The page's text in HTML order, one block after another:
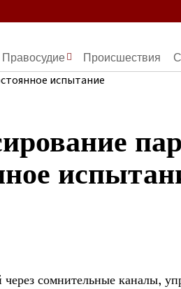
Правосудие Происшествия
сомнительные каналы,